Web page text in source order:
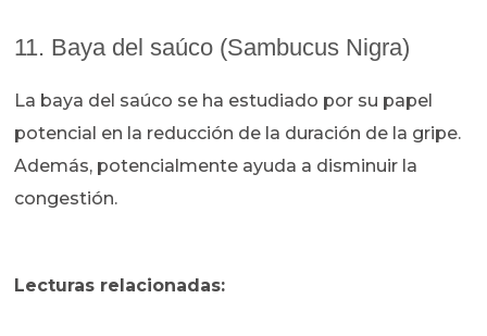
11. Baya del saúco (Sambucus Nigra)
La baya del saúco se ha estudiado por su papel
potencial en la reducción de la duración de la gripe.
Además, potencialmente ayuda a disminuir la
congestión.
Lecturas relacionadas: